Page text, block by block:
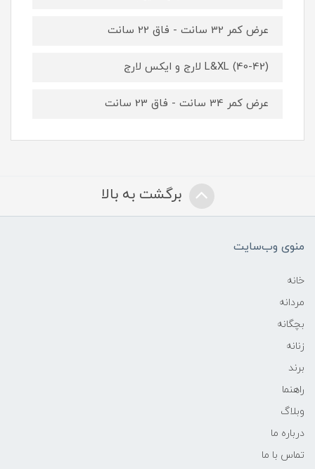
عرض کمر 32 سانت - فاق 22 سانت
L&XL (40-42) لارج و ایکس لارج
عرض کمر 34 سانت - فاق 23 سانت
برگشت به بالا
منوی وب‌سایت
خانه
مردانه
بچگانه
زنانه
برند
راهنما
وبلاگ
درباره ما
تماس با ما